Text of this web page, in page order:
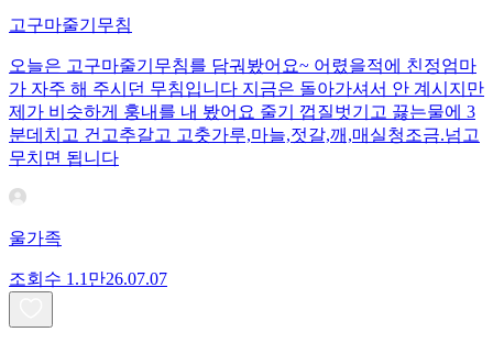
고구마줄기무침
오늘은 고구마줄기무침를 담궈봤어요~ 어렸을적에 친정엄마
가 자주 해 주시던 무침입니다 지금은 돌아가셔서 안 계시지만
제가 비슷하게 훙내를 내 봤어요 줄기 껍질벗기고 끓는물에 3
분데치고 건고추갈고 고춧가루,마늘,젓갈,깨,매실청조금.넘고
무치면 됩니다
울가족
조회수 1.1만26.07.07